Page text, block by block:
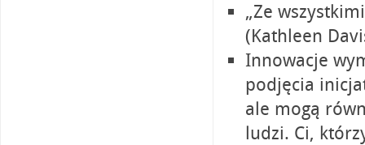
„Ze
(Kathleen
Innowacje
podjęcia
ale mogą
ludzi. Ci,